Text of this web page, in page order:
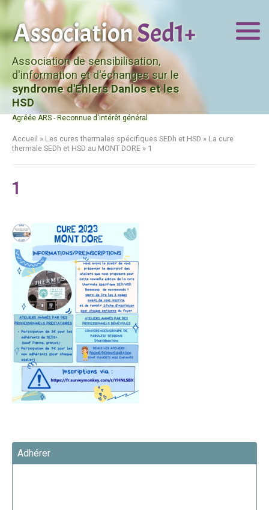
Association de sensibilisation,
d'information et d'échanges sur le
syndrome d'Ehlers Danlos et les
HSD
Agréée ARS - Reconnue d'intérêt général
Accueil » Les cures thermales spécifiques SEDh et HSD » La cure
thermale SEDh et HSD au MONT DORE » 1
1
Adhérer